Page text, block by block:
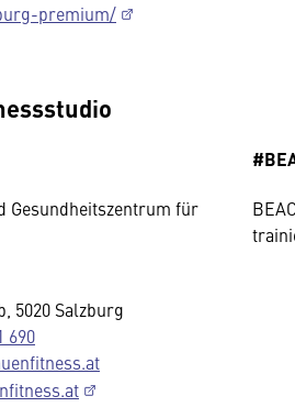
premium/
Gesundheitszentrum für
5020 Salzburg
690